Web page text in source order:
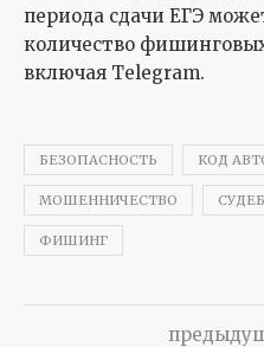
периода сдачи ЕГЭ
количество
включая Telegram.
БЕЗОПАСНОСТЬ КОД
МОШЕННИЧЕСТВО
ФИШИНГ